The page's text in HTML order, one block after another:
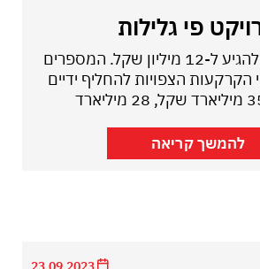
פי גלילות
שווי דונם עשוי להגיע ל-12 מיליון שקל. המספרים
הקרקעות הצפויות להחליף ידיים
להמשך קריאה